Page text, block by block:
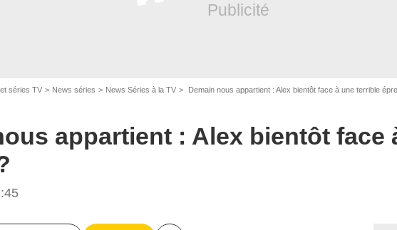
séries TV News séries News Séries à la TV Demain nous appartient : Alex bientôt face à une terrible
appartient : Alex bientôt face